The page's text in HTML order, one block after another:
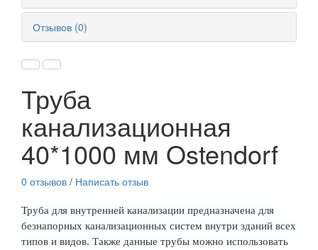
Отзывов (0)
Труба
канализационная
40*1000 мм Ostendorf
0 отзывов / Написать отзыв
Труба для внутренней канализации предназначена для
безнапорных канализационных систем внутри зданий всех
типов и видов. Также данные трубы можно использовать